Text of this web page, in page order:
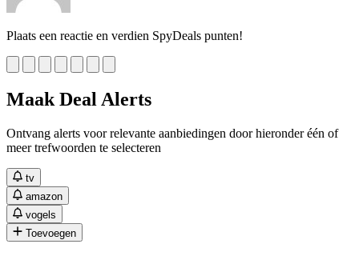
Plaats een reactie en verdien SpyDeals punten!
Maak Deal Alerts
Ontvang alerts voor relevante aanbiedingen door hieronder één of
meer trefwoorden te selecteren
tv
amazon
vogels
Toevoegen